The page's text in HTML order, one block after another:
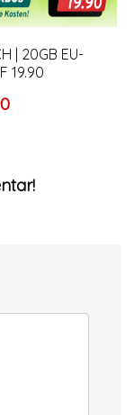
| 20GB EU-
19.90